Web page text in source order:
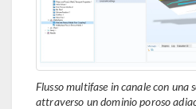
Flusso multifase in canale con una
attraverso un dominio poroso